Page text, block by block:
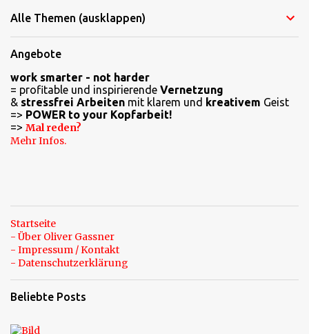
Alle Themen (ausklappen)
Angebote
work smarter - not harder
= profitable und inspirierende Vernetzung
& stressfrei Arbeiten mit klarem und kreativem Geist
=> POWER to your Kopfarbeit!
=> Mal reden?
Mehr Infos.
Startseite
- Über Oliver Gassner
- Impressum / Kontakt
- Datenschutzerklärung
Beliebte Posts